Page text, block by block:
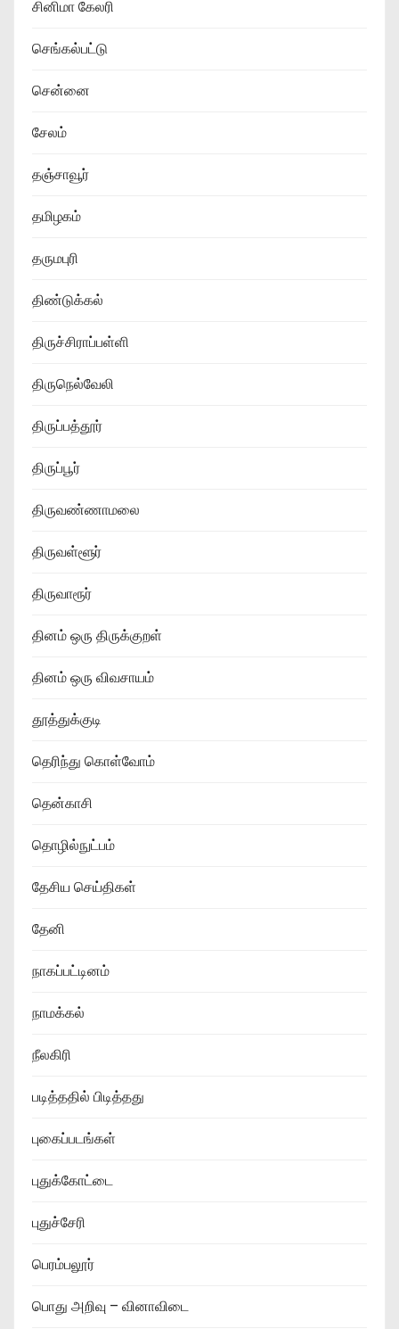
சினிமா கேலரி
செங்கல்பட்டு
சென்னை
சேலம்
தஞ்சாவூர்
தமிழகம்
தருமபுரி
திண்டுக்கல்
திருச்சிராப்பள்ளி
திருநெல்வேலி
திருப்பத்தூர்
திருப்பூர்
திருவண்ணாமலை
திருவள்ளூர்
திருவாரூர்
தினம் ஒரு திருக்குறள்
தினம் ஒரு விவசாயம்
தூத்துக்குடி
தெரிந்து கொள்வோம்
தென்காசி
தொழில்நுட்பம்
தேசிய செய்திகள்
தேனி
நாகப்பட்டினம்
நாமக்கல்
நீலகிரி
படித்ததில் பிடித்தது
புகைப்படங்கள்
புதுக்கோட்டை
புதுச்சேரி
பெரம்பலூர்
பொது அறிவு – வினாவிடை